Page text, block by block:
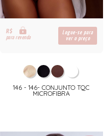
R$
para revenda
Logue-se para
ver o preço
146 - 146- CONJUNTO TQC
MICROFIBRA